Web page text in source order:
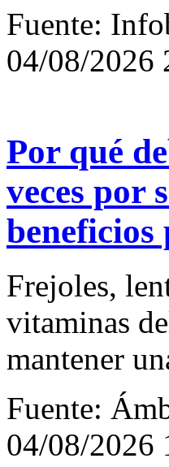
Fuente:
04/08/2026
Por qué
veces por
beneficios
Frejoles,
vitaminas
mantener
Fuente:
04/08/2026